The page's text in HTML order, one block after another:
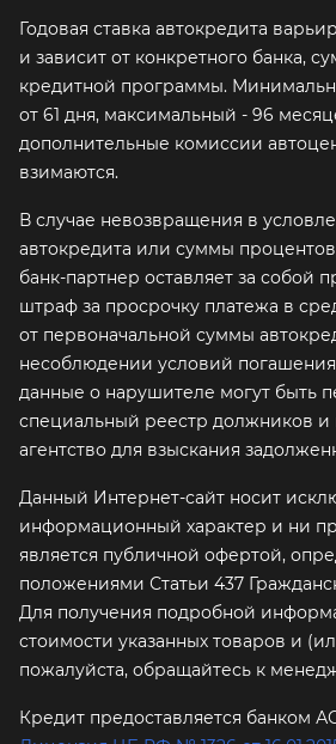
Годовая ставка автокредита
и зависит от конкретного банка,
кредитной программы.
от 61 дня, максимальный - 96
дополнительные комиссии
взимаются.
В случае невозвращения в
автокредита или суммы
банк-партнер оставляет за собой
штраф за просрочку платежа в
от первоначальной суммы
несоблюдении условий погашения
данные о нарушителе могут быть
специальный реестр должников и
агентство для взыскания
Данный Интернет-сайт носит
информационный характер и ни
является публичной офертой,
положениями Статьи 437
Для получения подробной
стоимости указанных товаров и
пожалуйста, обращайтесь к
Кредит предоставляется банком